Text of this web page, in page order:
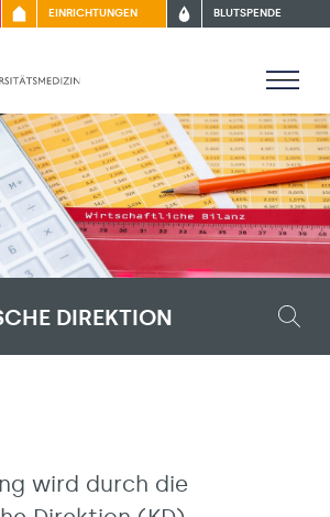
EINRICHTUNGEN BLUTSPENDE
DIREKTION
wird durch die